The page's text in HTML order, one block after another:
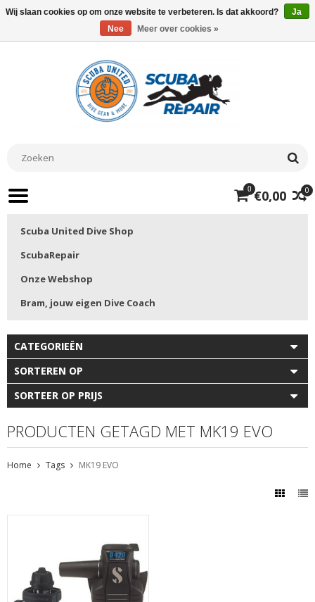
0
0 €0,00
Scuba United Dive Shop
ScubaRepair
Onze Webshop
Bram, jouw eigen Dive Coach
CATEGORIEËN
SORTEREN OP
SORTEER OP PRIJS
PRODUCTEN GETAGD MET MK19 EVO
Home Tags MK19 EVO
Wij slaan cookies op om onze website te verbeteren. Is dat akkoord?
Ja
Nee
Meer over cookies »